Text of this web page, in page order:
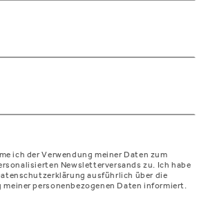
ich der Verwendung meiner Daten zum
Newsletterversands zu. Ich habe
ausführlich über die
meiner personenbezogenen Daten informiert.